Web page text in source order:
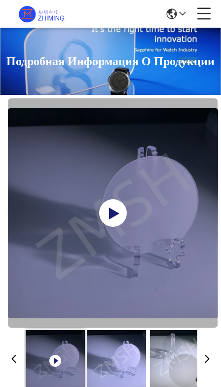
Подробная Информация О Продукции